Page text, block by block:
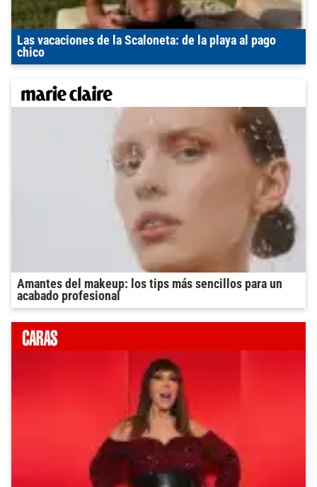
Las vacaciones de la Scaloneta: de la playa al pago
chico
Amantes del makeup: los tips más sencillos para un
acabado profesional